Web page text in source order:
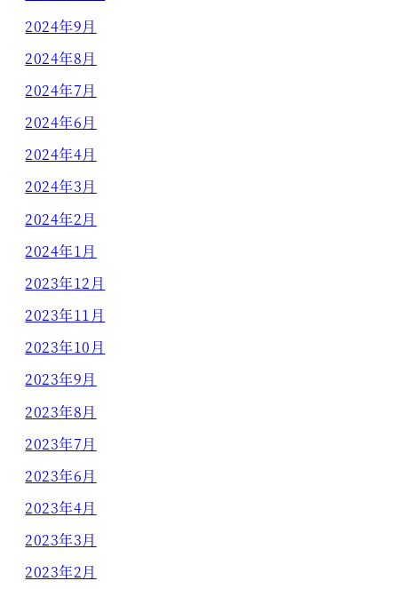
2024年9月
2024年8月
2024年7月
2024年6月
2024年4月
2024年3月
2024年2月
2024年1月
2023年12月
2023年11月
2023年10月
2023年9月
2023年8月
2023年7月
2023年6月
2023年4月
2023年3月
2023年2月